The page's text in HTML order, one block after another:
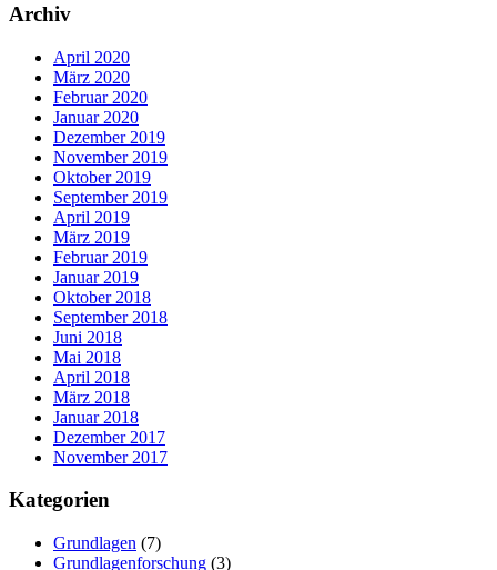
Archiv
April 2020
März 2020
Februar 2020
Januar 2020
Dezember 2019
November 2019
Oktober 2019
September 2019
April 2019
März 2019
Februar 2019
Januar 2019
Oktober 2018
September 2018
Juni 2018
Mai 2018
April 2018
März 2018
Januar 2018
Dezember 2017
November 2017
Kategorien
Grundlagen (7)
Grundlagenforschung (3)